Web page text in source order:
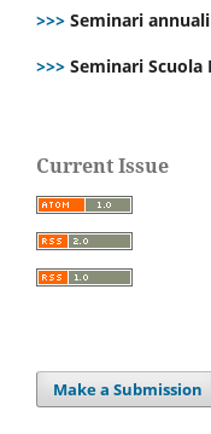
>>> Seminari annuali
>>> Seminari Scuola
Current Issue
Make a Submission